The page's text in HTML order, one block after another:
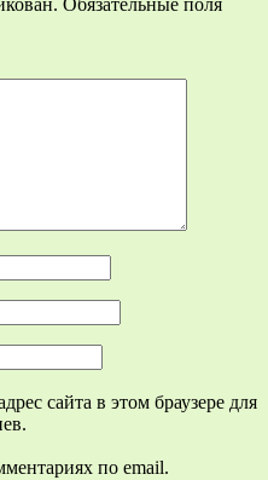
сайта в этом браузере для
по email.